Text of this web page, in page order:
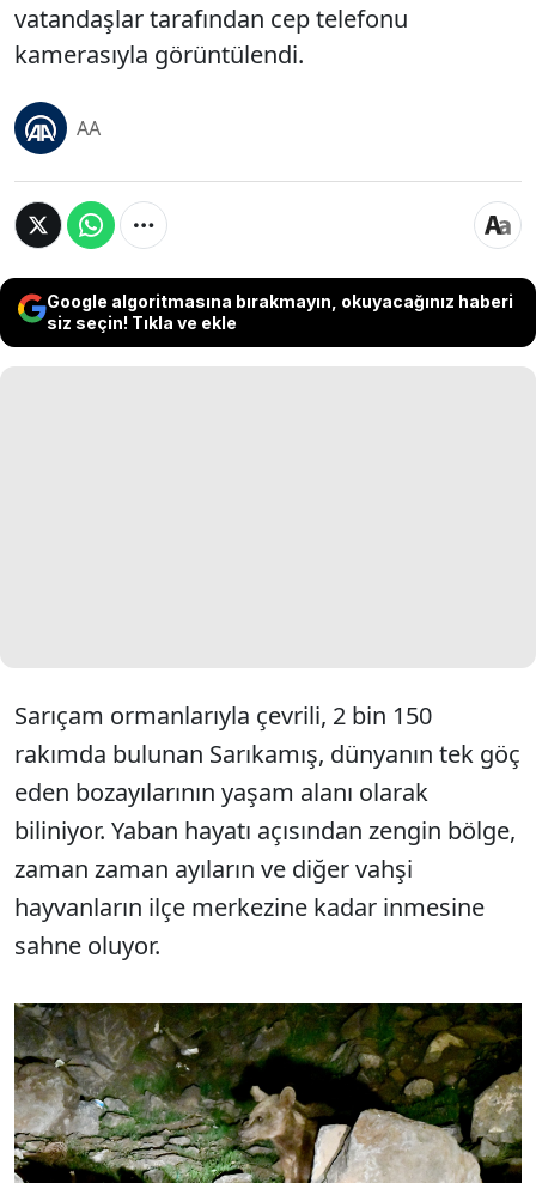
vatandaşlar tarafından cep telefonu
kamerasıyla görüntülendi.
AA
Google algoritmasına bırakmayın, okuyacağınız haberi
siz seçin! Tıkla ve ekle
Sarıçam ormanlarıyla çevrili, 2 bin 150
rakımda bulunan Sarıkamış, dünyanın tek göç
eden bozayılarının yaşam alanı olarak
biliniyor. Yaban hayatı açısından zengin bölge,
zaman zaman ayıların ve diğer vahşi
hayvanların ilçe merkezine kadar inmesine
sahne oluyor.